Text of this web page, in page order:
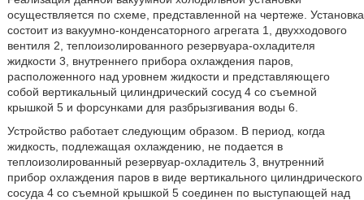
осуществляется по схеме, представленной на чертеже. Установка
состоит из вакуумно-конденсаторного агрегата 1, двухходового
вентиля 2, теплоизолированного резервуара-охладителя
жидкости 3, внутреннего прибора охлаждения паров,
расположенного над уровнем жидкости и представляющего
собой вертикальный цилиндрический сосуд 4 со съемной
крышкой 5 и форсунками для разбрызгивания воды 6.
Устройство работает следующим образом. В период, когда
жидкость, подлежащая охлаждению, не подается в
теплоизолированный резервуар-охладитель 3, внутренний
прибор охлаждения паров в виде вертикального цилиндрического
сосуда 4 со съемной крышкой 5 соединен по выступающей над